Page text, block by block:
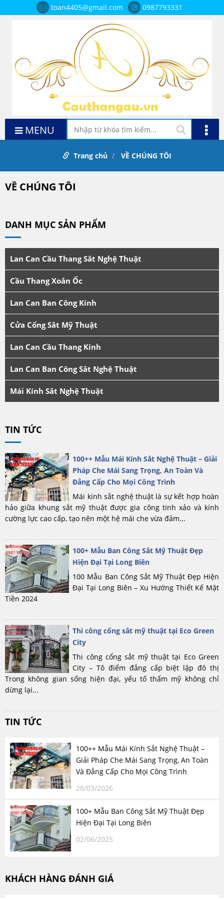
toan4405@gmail.com 0987793331
MENU
Trang chủ VỀ CHÚNG TÔI
VỀ CHÚNG TÔI
DANH MỤC SẢN PHẨM
Lan Can Cầu Thang Sắt Nghệ Thuật
Cầu Thang Xoắn Ốc
Lan Can Ban Công Kính
Cửa Cổng Sắt Mỹ Thuật
Lan Can Cầu Thang Kính
Lan Can Ban Công Sắt Nghệ Thuật
Mái Kính Sắt Nghệ Thuật
TIN TỨC
100++ Mẫu Mái Kính Sắt Nghệ Thuật – Giải
Pháp Che Mái Sang Trọng, An Toàn Và
Đẳng Cấp Cho Mọi Công Trình
Mái kính sắt nghệ thuật là sự kết hợp hoàn
hảo giữa khung sắt mỹ thuật được gia công tinh xảo và kính
cường lực cao cấp, tạo nên một hệ mái che vừa đảm...
100+ Mẫu Ban Công Sắt Mỹ Thuật Đẹp
Hiện Đại Tại Long Biên
100 Mẫu Ban Công Sắt Mỹ Thuật Đẹp Hiện
Đại Tại Long Biên – Xu Hướng Thiết Kế Mặt
Tiền 2024
Thi công cổng sắt mỹ thuật tại Eco Green
City
Thi công cổng sắt mỹ thuật tại Eco Green
City – Tô điểm đẳng cấp biệt lập đô thị
Trong không gian sống hiện đại, yếu tố thẩm mỹ không chỉ
dừng lại...
TIN TỨC
100++ Mẫu Mái Kính Sắt Nghệ Thuật –
Giải Pháp Che Mái Sang Trọng, An Toàn
Và Đẳng Cấp Cho Mọi Công Trình
28/03/2026
100+ Mẫu Ban Công Sắt Mỹ Thuật Đẹp
Hiện Đại Tại Long Biên
02/06/2025
KHÁCH HÀNG ĐÁNH GIÁ